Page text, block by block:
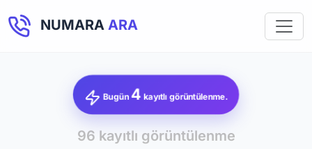
NUMARA ARA
Bugün 4 kayıtlı görüntülenme.
96 kayıtlı görüntülenme